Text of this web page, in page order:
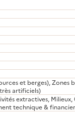
et berges), Zones
artificiels)
extractives, Milieux,
technique & financier